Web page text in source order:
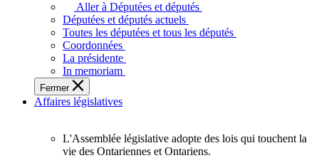
députés
vous
représentent
sein
de
l'Assemblée
législative
l'Ontario.
Aller à Députées et députés
Députées et députés actuels
Toutes les députées et tous les députés
Coordonnées
La présidente
In memoriam
Fermer
Affaires législatives
L'Assemblée
L'Assemblée législative adopte des lois qui touchent la
vie des Ontariennes et Ontariens.